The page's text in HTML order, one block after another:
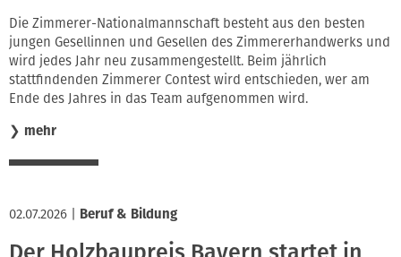
Die Zimmerer-Nationalmannschaft besteht aus den besten
jungen Gesellinnen und Gesellen des Zimmererhandwerks und
wird jedes Jahr neu zusammengestellt. Beim jährlich
stattfindenden Zimmerer Contest wird entschieden, wer am
Ende des Jahres in das Team aufgenommen wird.
❯ mehr
02.07.2026 Beruf & Bildung